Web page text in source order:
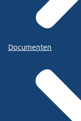
Documenten